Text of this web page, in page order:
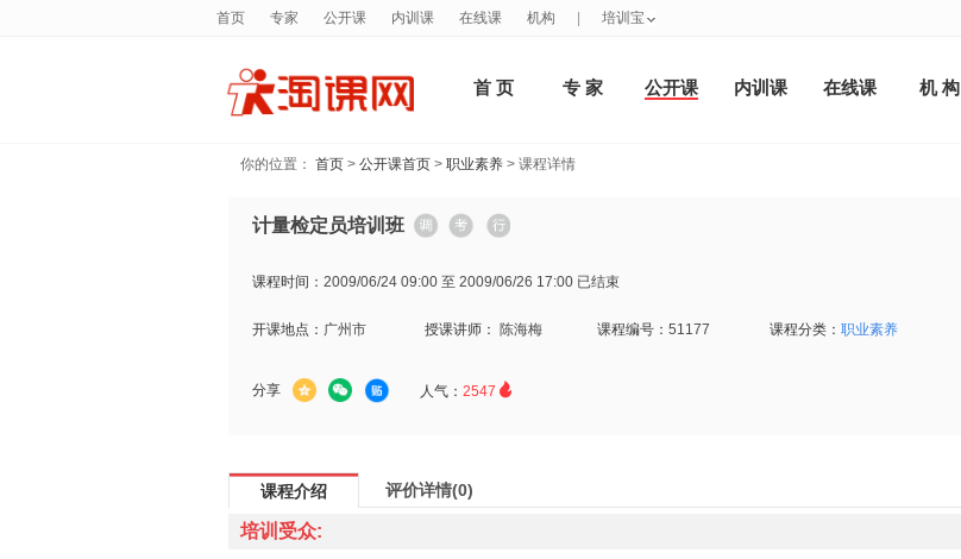
首 页 专 家 公开课 内训课 在线课 机 构
你的位置： 首页 > 公开课首页 > 职业素养 > 课程详情
计量检定员培训班
课程时间： 2009/06/24 09:00 至 2009/06/26 17:00 已结束
开课地点： 广州市 授课讲师： 陈海梅 课程编号： 51177 课程分类： 职业素养
分享 人气： 2547 
课程介绍 评价详情(0)
培训受众:
首页 专家 公开课 内训课 在线课 机构 培训宝